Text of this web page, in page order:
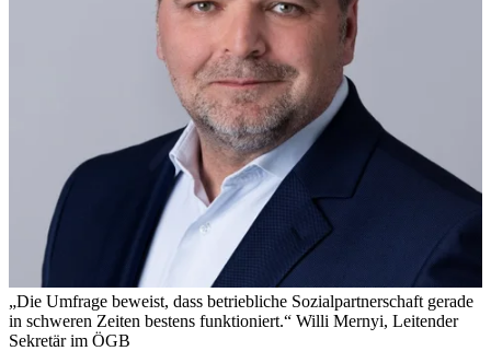
„Die Umfrage beweist, dass betriebliche Sozialpartnerschaft gerade
in schweren Zeiten bestens funktioniert.“ Willi Mernyi, Leitender
Sekretär im ÖGB